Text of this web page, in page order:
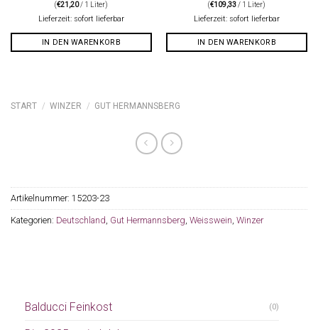
Balducci Feinkost (0)
(€21,20/ 1 Liter)
Lieferzeit: sofort lieferbar
IN DEN WARENKORB
(€109,33/ 1 Liter)
Lieferzeit: sofort lieferbar
IN DEN WARENKORB
START / WINZER / GUT HERMANNSBERG
Artikelnummer: 15203-23
Kategorien: Deutschland, Gut Hermannsberg, Weisswein, Winzer